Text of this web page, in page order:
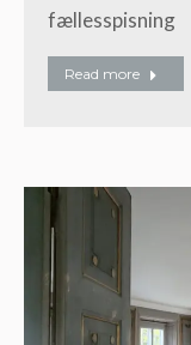
fællesspisning
Read more